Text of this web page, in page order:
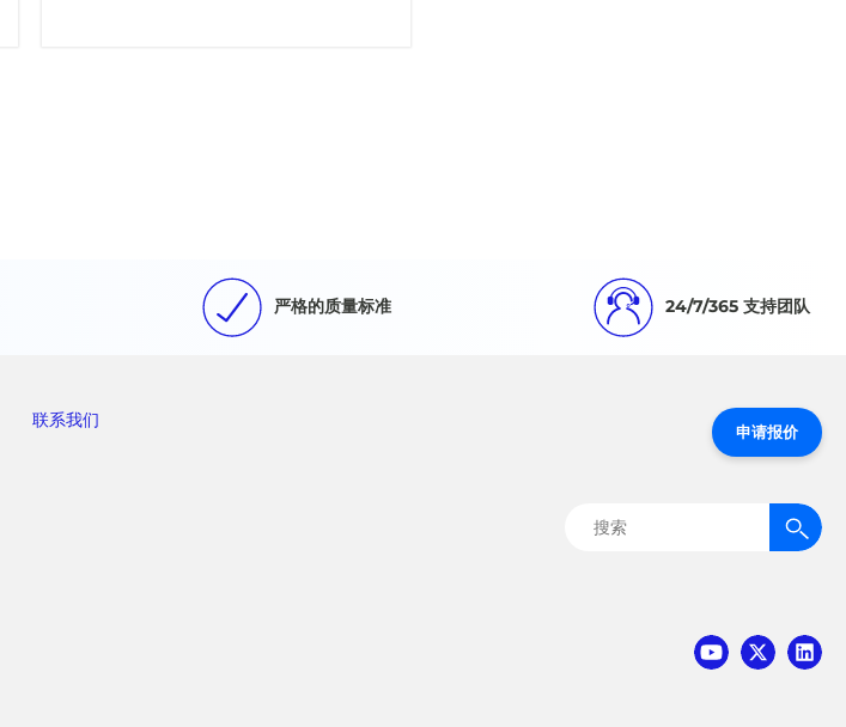
严格的质量标准 24/7/365 支持团队
联系我们
申请报价
搜